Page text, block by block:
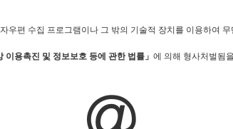
우편 수집 프로그램이나 그 밖의 기술적 장치를 이용하여
이용촉진 및 정보보호 등에 관한 법률」 에 의해 형사처벌됨